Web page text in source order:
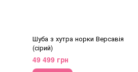
Шуба з хутра норки Версавія
(сірий)
49 499 грн